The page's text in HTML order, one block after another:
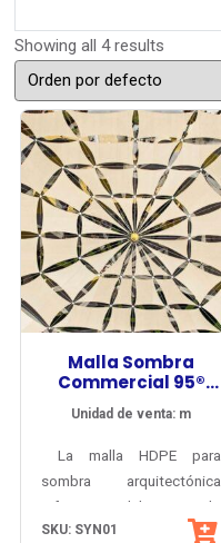
Showing all 4 results
Malla Sombra
Commercial 95®
340
Unidad de venta: m
La malla HDPE para
sombra arquitectónica
referente del mercado
internacional: la más
SKU: SYN01